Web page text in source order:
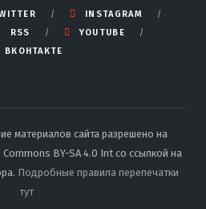
INSTAGRAM
RSS
YOUTUBE
ВКОНТАКТЕ
материалов сайта разрешено на
BY-SA 4.0 Int со ссылкой на
Подробные правила перепечатки
тут